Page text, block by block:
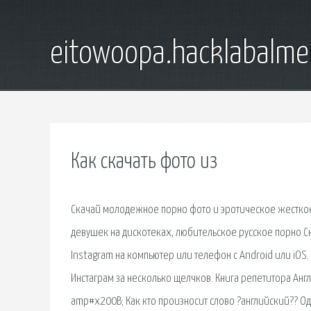
Как скачать фото из
Скачай молодежное порно фото и эротическое жесткое молодое видео, скачать фото как трахают молоденьких голых русских девушек на дискотеках, любительское русское порно Скачать фото с Инстаграмма → Подробное руководство, как загрузить фото из Instagram на компьютер или телефон с Android или iOS. Именно об этом и будет наша статья - узнайте все способы, как скачать фото из Инстаграм за несколько щелчков. Книга репетитора Английского языка по скайпу Skypeteacher.net (https://Skypeteacher.net) ( amp#x200B; Как кто произносит слово ?английский?? Одни солидно, другие с оттенком зависти, а некоторые даже с тихим ужасом. Зачем учить иностранные языки? В Средние века без свободной латыни нельзя было выбиться в люди. Я скажу так: Иностранный язык - это, как еще одна планка оперативной памяти компьютер. Страшные мистические истории из жизни, которые действительно произошли с реальными людьми. Жуткие фото, правдивые видео, списки и рейтинги фильмов ужасов. Скачать фотографии из Instagram довольно просто, как в большом количестве, так и по отдельности. Порой хочется сохранить фото из Инстаграм на компьютер, чтобы добавить его в свою коллекцию, но сделать это стандартным образом (нажав правой кнопкой мыши. Play Fortuna – качественное онлайн-казино, предлагающее широкий выбор увлекательных игр от известных разработчиков: Microgaming, NetEnt и других известных разработчиков. Актуальное зеркало на сайте рейтинга казино Казино Бум: Play Fortuna ( ## Обзор на казино Плей Фортуна - Казино Плей Фортуна обзор ( ## Первое впечатление Сайт этого казино выглядит солидно и презентабельно, имеет продуманный и интуитивно понят. Как сделать видеоролик из фото. Создать видеоролик из фото с музыкой онлайн, бесплатно, с помощью компьютера, вы можете прямо сейчас на сервисе Fromfoto.com. Как скачать фото из Инстаграма на компьютер или телефон. Под скачиванием фото подразумевается сохранение определённого изображения на устройстве — компьютере, ноутбуке, планшете или телефоне. Нужно, когда вы хотите сохранить себе фото для. Или как снять квартиру в Мюнхене иностранцам с начальным немецким на испытательном сроке. Снять квартиру в столице Баварии совсем нелегко – спрос опережает предложение, поэтому квартиросдатели изгаляются как могут, придумывая все более изощренные анкеты и немыслимые требования к соискателям. Но обо всем по порядку. С проблемой поиска жилья мы столкнулись сразу, как только получили визы и поняли, что время отъезда неумолимо близится. Для начала у нас стояла задача снять временное жилье Скачать любую картинку, фото или видео в максимальном качестве поштучно и оптом, быстро и дешево (от 20 руб). Работаем в автоматическом режиме, круглосуточно Это самый простой способ, как скачать фото из инстаграмма на компьютер. Как сохранить фото с Инстаграмма на айфон: самые удобные приложения. Есть много приложений, которые позволяют скачать фото с Инстаграм в хорошем качестве и не прибегая к помощи скриншотов. Накопилось в избранном на разных ресурсах (жж, твиттер, фейсбук, d3 и reddit) ИСКУССТВО СНАЙПЕРА (https://www.youtube.com/watch?v=kmaVwVrfiMQampfeature=youtu.be) Фильм раскрывает секреты воинской профессии, окутанной ореолом таинственности и суровой романтики. ПАМЯТКА ПАРТИЗАНА (https://twitter.com/Dbnmjr/status/506555225361367040) Напалм для знищення техніки та живої сили окупантів ИНСТРУКЦИЯ ПО ПРОТИВОДЕЙСТВИЮ БЕСПИЛОТНИКАМ ( Найденная VKMusic 4 - лучший способ скачать музыку с ВК. Поиск музыки, удобный плеер, скачивание всех песен со страниц друзей и групп одной кнопкой. В этой статье расскажем, как скачать фото с Инстаграм на компьютер с помощью браузера. Инструкции указаны для работы на ПК, вне Один из вариантов сохранить фото на компьютер - использовать плагины для браузера, так удастся скачать фото из Инстаграм на компьютер. О том, как в Калифорнии, выглядит посещение детского врача, аналогичное походу в поликлинику. Особенно может быть интересно для тех, кто подумывает уехать ради детей. Вводная У моего старшего ребенка – эпилепсия. А это значит, что раз в несколько месяцев на надо заходить к неврологу. К счастью, случай у ребенка не тяжелый, и довольно неплохо поддающийся лекарственному воздействию. Поэтому – к счастью – к неврологу мы ходим раз в несколько месяцев на